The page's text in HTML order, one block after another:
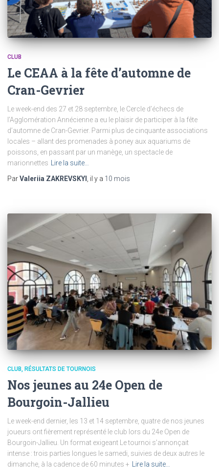
CLUB
Le CEAA à la fête d’automne de
Cran-Gevrier
Le week-end des 27 et 28 septembre, le Cercle d’échecs de
l’Agglomération Annécienne a eu le plaisir de participer à la fête
d’automne de Cran-Gevrier. Parmi plus de cinquante associations
locales – allant des promenades à poney aux aquariums de
poissons, en passant par un manège, un spectacle de
marionnettes
Lire la suite…
ParValeriia ZAKREVSKYI , il y a 10 mois
CLUB RÉSULTATS DE TOURNOIS
Nos jeunes au 24e Open de
Bourgoin-Jallieu
Le week-end dernier, les 13 et 14 septembre, quatre de nos jeunes
joueurs ont fièrement représenté le club lors du 24e Open de
Bourgoin-Jallieu. Un format exigeant Le tournoi s’annonçait
intense : trois parties longues le samedi, suivies de deux autres le
dimanche, à la cadence de 60 minutes + Lire la suite…